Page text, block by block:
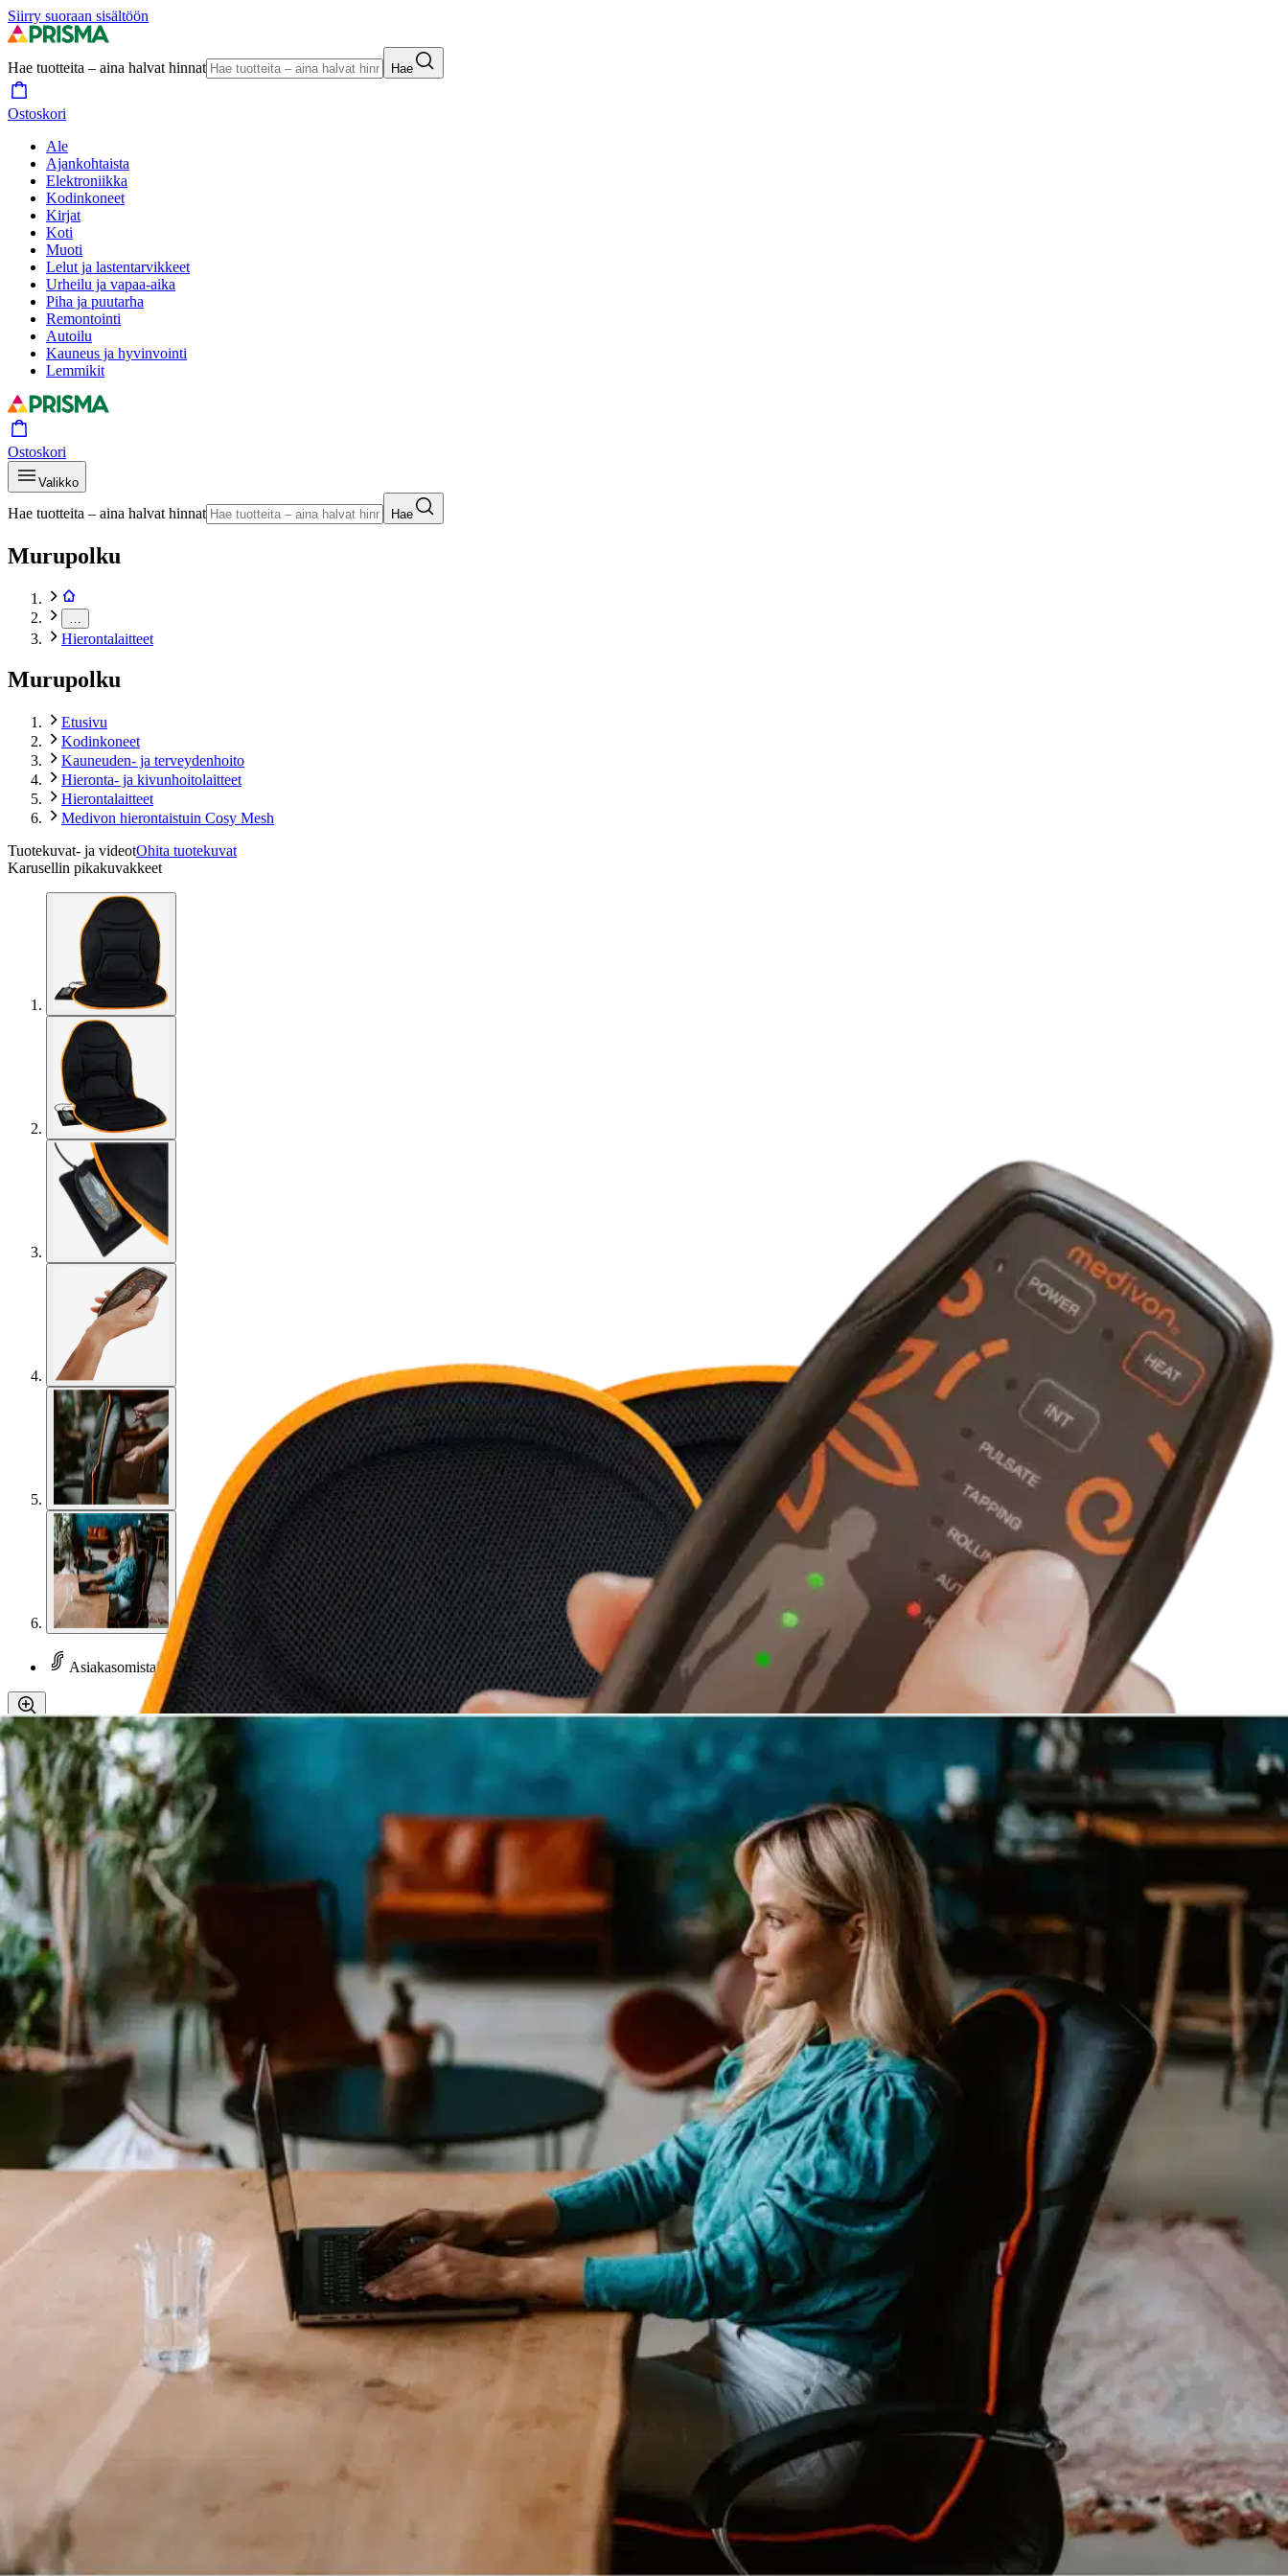
Siirry suoraan sisältöön
Hae tuotteita – aina halvat hinnat Hae
Ostoskori
Ale
Ajankohtaista
Elektroniikka
Kodinkoneet
Kirjat
Koti
Muoti
Lelut ja lastentarvikkeet
Urheilu ja vapaa-aika
Piha ja puutarha
Remontointi
Autoilu
Kauneus ja hyvinvointi
Lemmikit
Ostoskori
Valikko
Hae tuotteita – aina halvat hinnat Hae
Murupolku
Hierontalaitteet
Murupolku
Etusivu
Kodinkoneet
Kauneuden- ja terveydenhoito
Hieronta- ja kivunhoitolaitteet
Hierontalaitteet
Medivon hierontaistuin Cosy Mesh
Tuotekuvat- ja videotOhita tuotekuvat
Karusellin pikakuvakkeet
Asiakasomistaja-alennus-15 %
Avaa kuva suurempana
Avaa kuva suurempana
Avaa kuva suurempana
Avaa kuva suurempana
Avaa kuva suurempana
Avaa kuva suurempana
Karusellin nuolipainikkeet
Seuraava
Karusellin pikakuvakkeet